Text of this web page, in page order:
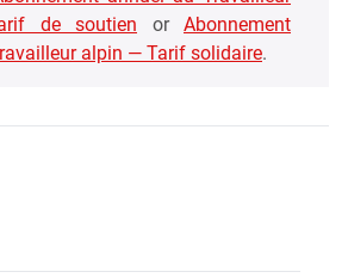
de sou­tien or Abon­ne­ment
alpin — Tarif soli­daire.